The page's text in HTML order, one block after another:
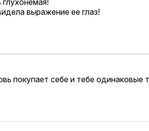
выражение ее глаз!
покупает себе и тебе одинаковые